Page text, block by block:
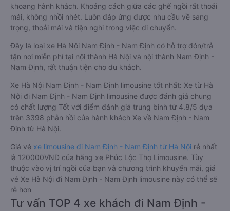
khoang hành khách. Khoảng cách giữa các ghế ngồi rất thoải
mái, không nhồi nhét. Luôn đáp ứng được nhu cầu về sang
trọng, thoải mái và tiện nghi trong việc di chuyển.
Đây là loại xe Hà Nội Nam Định - Nam Định có hỗ trợ đón/trả
tận nơi miễn phí tại nội thành Hà Nội và nội thành Nam Định -
Nam Định, rất thuận tiện cho du khách.
Xe Hà Nội Nam Định - Nam Định limousine tốt nhất: Xe từ Hà
Nội đi Nam Định - Nam Định limousine được đánh giá chung
có chất lượng Tốt với điểm đánh giá trung bình từ 4.8/5 dựa
trên 3398 phản hồi của hành khách Xe về Nam Định - Nam
Định từ Hà Nội.
Giá vé xe limousine đi Nam Định - Nam Định từ Hà Nội rẻ nhất
là 120000VND của hãng xe Phúc Lộc Thọ Limousine. Tùy
thuộc vào vị trí ngồi của bạn và chương trình khuyến mãi, giá
vé Xe Hà Nội đi Nam Định - Nam Định limousine này có thể sẽ
rẻ hơn
Tư vấn TOP 4 xe khách đi Nam Định -